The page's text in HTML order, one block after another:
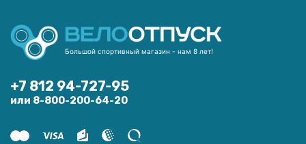
Большой спортивный магазин - нам 8 лет!
+7 812 94-727-95
или 8-800-200-64-20